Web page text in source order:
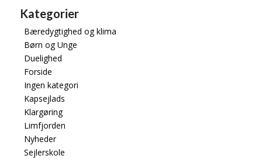
Kategorier
Bæredygtighed og klima
Børn og Unge
Duelighed
Forside
Ingen kategori
Kapsejlads
Klargøring
Limfjorden
Nyheder
Sejlerskole